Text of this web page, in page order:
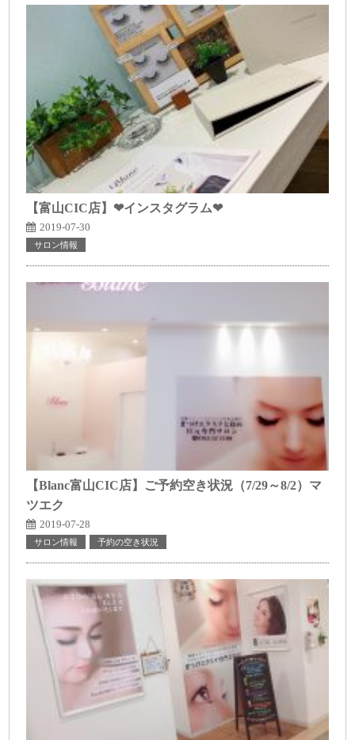
【富山CIC店】❤インスタグラム❤
2019-07-30
サロン情報
【Blanc富山CIC店】ご予約空き状況（7/29～8/2）マ
ツエク
2019-07-28
サロン情報 予約の空き状況